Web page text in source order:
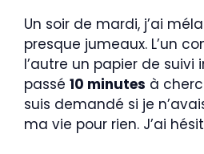
Un soir de mardi, j’ai
presque jumeaux. L’un
l’autre un papier de suivi
passé 10 minutes à
suis demandé si je
ma vie pour rien. J’ai